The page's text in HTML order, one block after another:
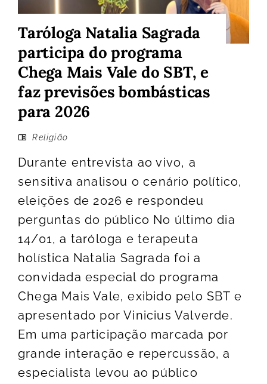
Taróloga Natalia Sagrada
participa do programa
Chega Mais Vale do SBT, e
faz previsões bombásticas
para 2026
Religião
Durante entrevista ao vivo, a
sensitiva analisou o cenário político,
eleições de 2026 e respondeu
perguntas do público No último dia
14/01, a taróloga e terapeuta
holística Natalia Sagrada foi a
convidada especial do programa
Chega Mais Vale, exibido pelo SBT e
apresentado por Vinicius Valverde.
Em uma participação marcada por
grande interação e repercussão, a
especialista levou ao público